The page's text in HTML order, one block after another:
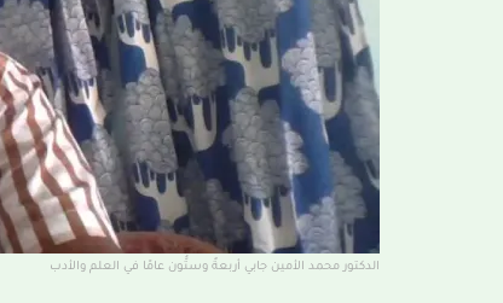
الدكتور محمد الأمين جابي أربعةٌ وستُّون عامًا في العلم والأدب